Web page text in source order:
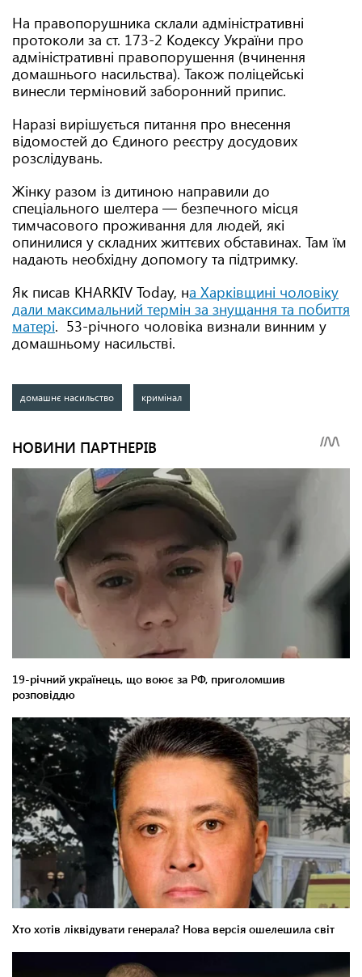
На правопорушника склали адміністративні
протоколи за ст. 173-2 Кодексу України про
адміністративні правопорушення (вчинення
домашнього насильства). Також поліцейські
винесли терміновий заборонний припис.
Наразі вирішується питання про внесення
відомостей до Єдиного реєстру досудових
розслідувань.
Жінку разом із дитиною направили до
спеціального шелтера — безпечного місця
тимчасового проживання для людей, які
опинилися у складних життєвих обставинах. Там їм
надають необхідну допомогу та підтримку.
Як писав KHARKIV Today, на Харківщині чоловіку
дали максимальний термін за знущання та побиття
матері. 53-річного чоловіка визнали винним у
домашньому насильстві.
домашнє насильство кримінал